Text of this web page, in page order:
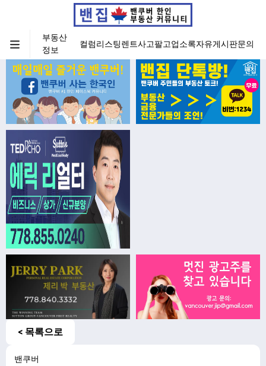
부동산
정보
컬럼리스팅렌트사고팔고업소록자유게시판문의
< 목록으로
밴쿠버